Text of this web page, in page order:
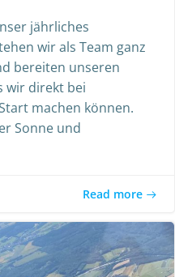
jährliches
wir als Team ganz
bereiten unseren
wir direkt bei
machen können.
Sonne und
Read more